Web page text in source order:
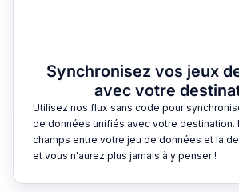
Synchronisez vos jeux
avec votre
Utilisez nos flux sans code pour
de données unifiés avec votre destination.
champs entre votre jeu de données et la
et vous n'aurez plus jamais à y penser !